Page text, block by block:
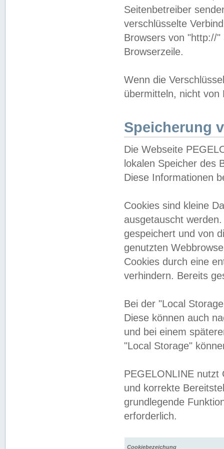
Seitenbetreiber
verschlüsselte
Browsers von "http://
Browserzeile.
Wenn die
übermitteln, nicht von
Speicherung
Die Webseite
lokalen Speicher des
Diese Informationen
Cookies sind kleine
ausgetauscht
gespeichert und von
genutzten
Cookies durch eine
verhindern. Bereits
Bei der "Local
Diese können auch
und bei einem
"Local Storage"
PEGELONLINE nutzt
und korrekte
grundlegende
erforderlich.
Cookiebezeichung